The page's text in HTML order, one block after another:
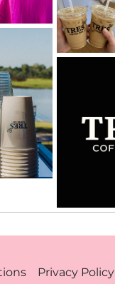
- Houston
Privacy Policy